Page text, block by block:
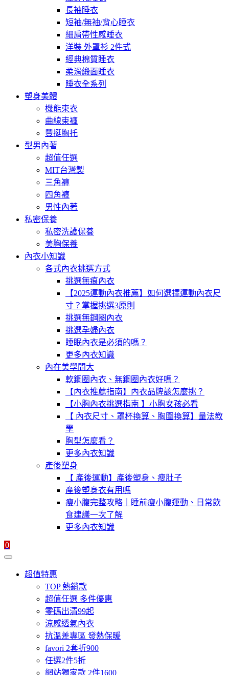
長袖睡衣
短袖/無袖/背心睡衣
細肩帶性感睡衣
洋裝 外罩衫 2件式
經典棉質睡衣
柔滑緞面睡衣
睡衣全系列
塑身美體
機能束衣
曲線束褲
豐挺胸托
型男內著
超值任選
MIT台灣製
三角褲
四角褲
男性內著
私密保養
私密洗護保養
美胸保養
內衣小知識
各式內衣挑選方式
挑選無痕內衣
【2025運動內衣推薦】如何選擇運動內衣尺
寸？掌握挑選3原則
挑選無鋼圈內衣
挑選孕婦內衣
睡眠內衣是必須的嗎？
更多內衣知識
內在美學問大
軟鋼圈內衣、無鋼圈內衣好嗎？
【內衣推薦指南】內衣品牌該怎麼挑？
【小胸內衣挑選指南 】小胸女孩必看
【 內衣尺寸、罩杯換算、胸圍換算】量法教
學
胸型怎麼看？
更多內衣知識
產後塑身
【 產後運動】產後塑身、瘦肚子
產後塑身衣有用嗎
瘦小腹完整攻略｜睡前瘦小腹運動、日常飲
食建議一次了解
更多內衣知識
0
超值特惠
TOP 熱銷款
超值任選 多件優惠
零碼出清99起
涼感透氣內衣
抗溫差專區 發熱保暖
favori 2套折900
任選2件5折
網站獨家款 2件1600